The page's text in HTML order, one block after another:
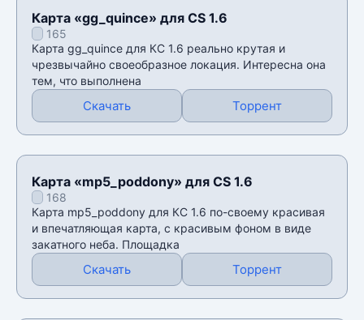
Карта «gg_quince» для CS 1.6
165
Карта gg_quince для КС 1.6 реально крутая и
чрезвычайно своеобразное локация. Интересна она
тем, что выполнена
Скачать Торрент
Карта «mp5_poddony» для CS 1.6
168
Карта mp5_poddony для КС 1.6 по-своему красивая
и впечатляющая карта, с красивым фоном в виде
закатного неба. Площадка
Скачать Торрент